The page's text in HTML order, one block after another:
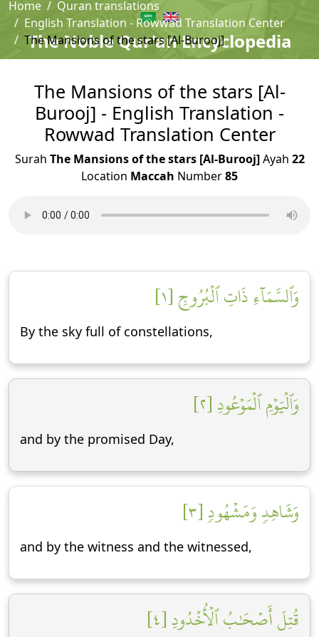
The Noble Qur'an Encyclopedia
Home
Quran translations
English Translation - Rowwad Translation Center
The Mansions of the stars [Al-Burooj]
The Mansions of the stars [Al-
Burooj] - English Translation -
Rowwad Translation Center
Surah The Mansions of the stars [Al-Burooj]Ayah 22
Location Maccah Number85
وَٱلسَّمَآءِ ذَاتِ ٱلۡبُرُوجِ [١]
By the sky full of constellations,
وَٱلۡيَوۡمِ ٱلۡمَوۡعُودِ [٢]
and by the promised Day,
وَشَاهِدٖ وَمَشۡهُودٖ [٣]
and by the witness and the witnessed,
قُتِلَ أَصۡحَٰبُ ٱلۡأُخۡدُودِ [٤]